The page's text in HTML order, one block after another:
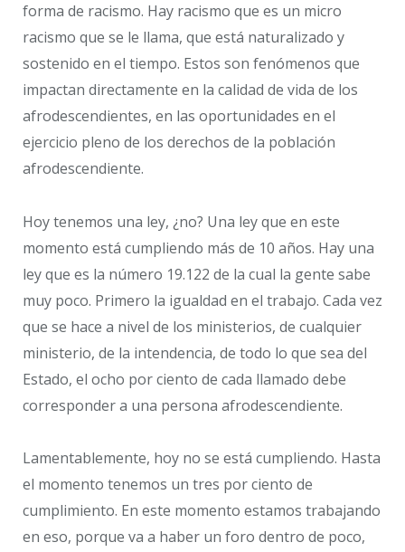
forma de racismo. Hay racismo que es un micro
racismo que se le llama, que está naturalizado y
sostenido en el tiempo. Estos son fenómenos que
impactan directamente en la calidad de vida de los
afrodescendientes, en las oportunidades en el
ejercicio pleno de los derechos de la población
afrodescendiente.
Hoy tenemos una ley, ¿no? Una ley que en este
momento está cumpliendo más de 10 años. Hay una
ley que es la número 19.122 de la cual la gente sabe
muy poco. Primero la igualdad en el trabajo. Cada vez
que se hace a nivel de los ministerios, de cualquier
ministerio, de la intendencia, de todo lo que sea del
Estado, el ocho por ciento de cada llamado debe
corresponder a una persona afrodescendiente.
Lamentablemente, hoy no se está cumpliendo. Hasta
el momento tenemos un tres por ciento de
cumplimiento. En este momento estamos trabajando
en eso, porque va a haber un foro dentro de poco,